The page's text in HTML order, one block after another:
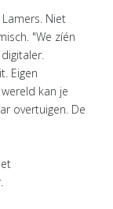
Niet
"We zíén
Eigen
kan je
overtuigen. De